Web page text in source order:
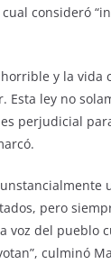
consideró
y la vida
Esta ley no
perjudicial
pero
voz del pueblo
culminó